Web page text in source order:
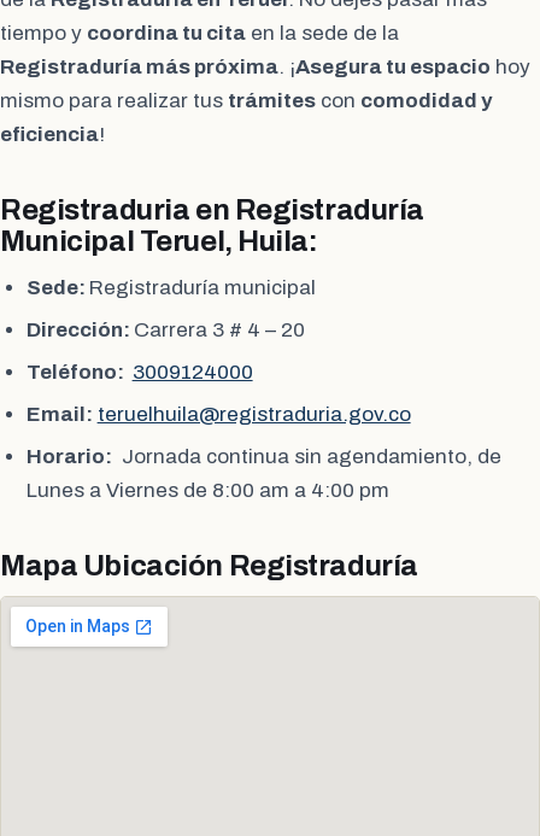
tiempo y coordina tu cita en la sede de la
Registraduría más próxima. ¡Asegura tu espacio hoy
mismo para realizar tus trámites con comodidad y
eficiencia!
Registraduria en Registraduría
Municipal Teruel, Huila:
Sede: Registraduría municipal
Dirección: Carrera 3 # 4 – 20
Teléfono: 3009124000
Email: teruelhuila@registraduria.gov.co
Horario: Jornada continua sin agendamiento, de
Lunes a Viernes de 8:00 am a 4:00 pm
Mapa Ubicación Registraduría